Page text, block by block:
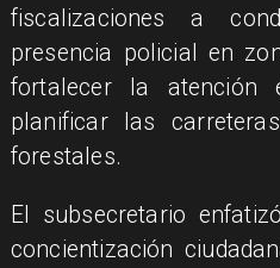
fiscalizaciones a
presencia policial en
fortalecer la atención
planificar las
forestales.
El subsecretario
concientización